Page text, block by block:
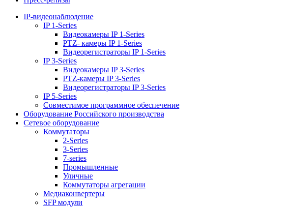
IP-видеонаблюдение
IP 1-Series
Видеокамеры IP 1-Series
PTZ- камеры IP 1-Series
Видеорегистраторы IP 1-Series
IP 3-Series
Видеокамеры IP 3-Series
PTZ-камеры IP 3-Series
Видеорегистраторы IP 3-Series
IP 5-Series
Совместимое программное обеспечение
Оборудование Российского производства
Сетевое оборудование
Коммутаторы
2-Series
3-Series
7-series
Промышленные
Уличные
Коммутаторы агрегации
Медиаконвертеры
SFP модули